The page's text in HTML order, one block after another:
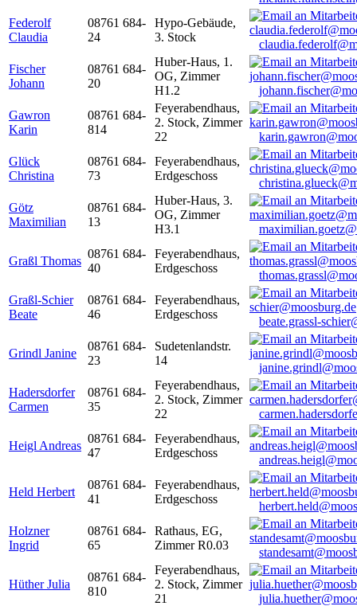
Federolf
Claudia
08761 684-
24
Hypo-Gebäude,
3. Stock
Fischer
Johann
08761 684-
20
Huber-Haus, 1.
OG, Zimmer
H1.2
Gawron
Karin
08761 684-
814
Feyerabendhaus,
2. Stock, Zimmer
22
Glück
Christina
08761 684-
73
Feyerabendhaus,
Erdgeschoss
Götz
Maximilian
08761 684-
13
Huber-Haus, 3.
OG, Zimmer
H3.1
Graßl Thomas
08761 684-
40
Feyerabendhaus,
Erdgeschoss
Graßl-Schier
Beate
08761 684-
46
Feyerabendhaus,
Erdgeschoss
beate.grassl-
Grindl Janine
08761 684-
23
Sudetenlandstr.
14
Hadersdorfer
Carmen
08761 684-
35
Feyerabendhaus,
2. Stock, Zimmer
22
Heigl Andreas
08761 684-
47
Feyerabendhaus,
Erdgeschoss
Held Herbert
08761 684-
41
Feyerabendhaus,
Erdgeschoss
Holzner
Ingrid
08761 684-
65
Rathaus, EG,
Zimmer R0.03
Hüther Julia
08761 684-
810
Feyerabendhaus,
2. Stock, Zimmer
21